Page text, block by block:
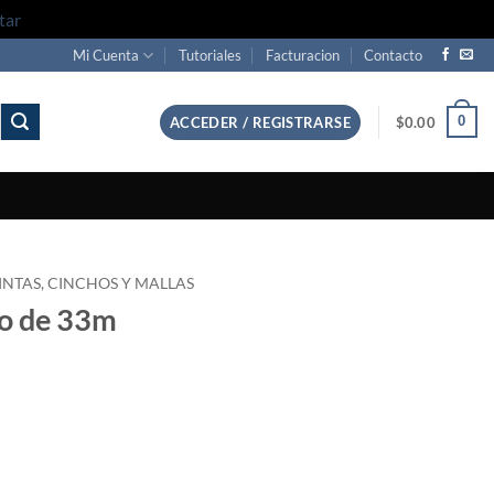
Mi Cuenta Tutoriales Facturacion Contacto
ACCEDER / REGISTRARSE $0.00 0
CINCHOS Y MALLAS
de 33m